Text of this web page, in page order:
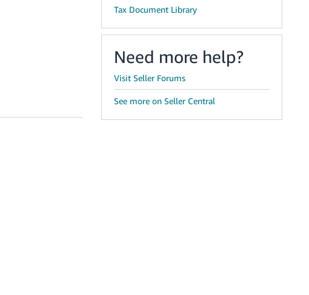
Tax Document Library
Need more help?
Visit Seller Forums
See more on Seller Central